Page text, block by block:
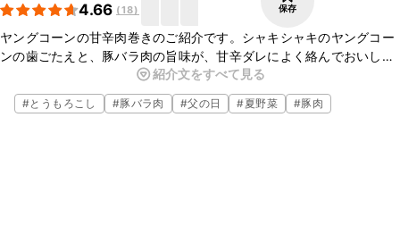
4.66 (18) 保存
ヤングコーンの甘辛肉巻きのご紹介です。シャキシャキのヤングコー
ンの歯ごたえと、豚バラ肉の旨味が、甘辛ダレによく絡んでおいしい
一品です。ご飯が進み、お酒のおつまみとしてもぴったりですよ。ぜ
ひお試しくださいね。
紹介文をすべて見る
#とうもろこし #豚バラ肉 #父の日 #夏野菜 #豚肉